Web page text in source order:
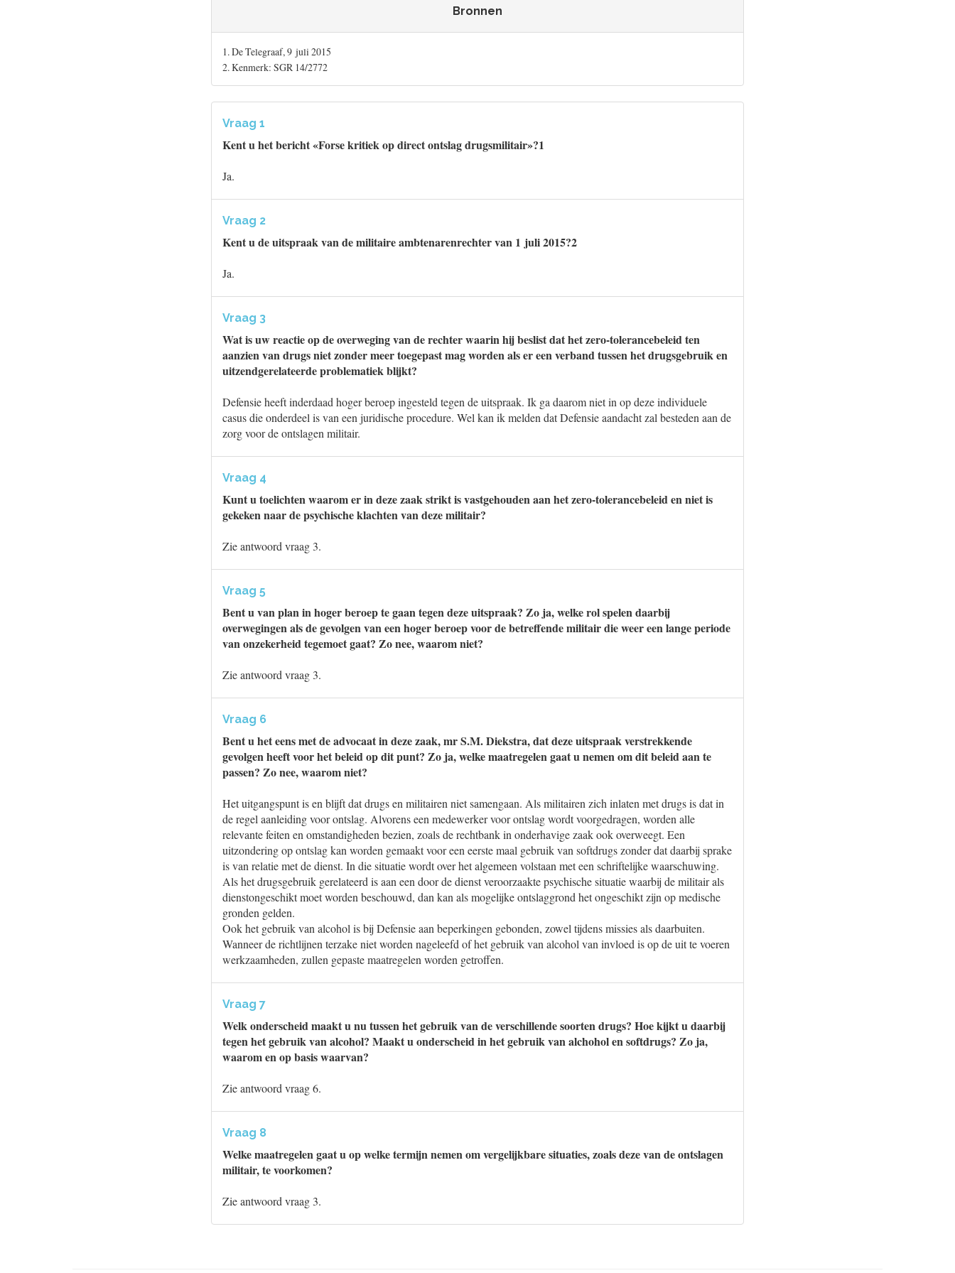
Bronnen
1. De Telegraaf, 9 juli 2015
2. Kenmerk: SGR 14/2772
Vraag 1
Kent u het bericht «Forse kritiek op direct ontslag drugsmilitair»?1
Ja.
Vraag 2
Kent u de uitspraak van de militaire ambtenarenrechter van 1 juli 2015?2
Ja.
Vraag 3
Wat is uw reactie op de overweging van de rechter waarin hij beslist dat het zero-tolerancebeleid ten
aanzien van drugs niet zonder meer toegepast mag worden als er een verband tussen het drugsgebruik en
uitzendgerelateerde problematiek blijkt?
Defensie heeft inderdaad hoger beroep ingesteld tegen de uitspraak. Ik ga daarom niet in op deze individuele
casus die onderdeel is van een juridische procedure. Wel kan ik melden dat Defensie aandacht zal besteden aan de
zorg voor de ontslagen militair.
Vraag 4
Kunt u toelichten waarom er in deze zaak strikt is vastgehouden aan het zero-tolerancebeleid en niet is
gekeken naar de psychische klachten van deze militair?
Zie antwoord vraag 3.
Vraag 5
Bent u van plan in hoger beroep te gaan tegen deze uitspraak? Zo ja, welke rol spelen daarbij
overwegingen als de gevolgen van een hoger beroep voor de betreffende militair die weer een lange periode
van onzekerheid tegemoet gaat? Zo nee, waarom niet?
Zie antwoord vraag 3.
Vraag 6
Bent u het eens met de advocaat in deze zaak, mr S.M. Diekstra, dat deze uitspraak verstrekkende
gevolgen heeft voor het beleid op dit punt? Zo ja, welke maatregelen gaat u nemen om dit beleid aan te
passen? Zo nee, waarom niet?
Het uitgangspunt is en blijft dat drugs en militairen niet samengaan. Als militairen zich inlaten met drugs is dat in
de regel aanleiding voor ontslag. Alvorens een medewerker voor ontslag wordt voorgedragen, worden alle
relevante feiten en omstandigheden bezien, zoals de rechtbank in onderhavige zaak ook overweegt. Een
uitzondering op ontslag kan worden gemaakt voor een eerste maal gebruik van softdrugs zonder dat daarbij sprake
is van relatie met de dienst. In die situatie wordt over het algemeen volstaan met een schriftelijke waarschuwing.
Als het drugsgebruik gerelateerd is aan een door de dienst veroorzaakte psychische situatie waarbij de militair als
dienstongeschikt moet worden beschouwd, dan kan als mogelijke ontslaggrond het ongeschikt zijn op medische
gronden gelden.
Ook het gebruik van alcohol is bij Defensie aan beperkingen gebonden, zowel tijdens missies als daarbuiten.
Wanneer de richtlijnen terzake niet worden nageleefd of het gebruik van alcohol van invloed is op de uit te voeren
werkzaamheden, zullen gepaste maatregelen worden getroffen.
Vraag 7
Welk onderscheid maakt u nu tussen het gebruik van de verschillende soorten drugs? Hoe kijkt u daarbij
tegen het gebruik van alcohol? Maakt u onderscheid in het gebruik van alchohol en softdrugs? Zo ja,
waarom en op basis waarvan?
Zie antwoord vraag 6.
Vraag 8
Welke maatregelen gaat u op welke termijn nemen om vergelijkbare situaties, zoals deze van de ontslagen
militair, te voorkomen?
Zie antwoord vraag 3.